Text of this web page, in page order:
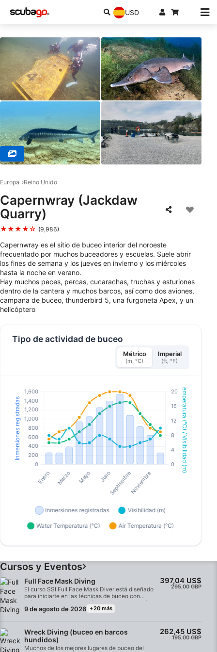
USD
Europa Reino Unido
Capernwray (Jackdaw
Quarry)
★★★★☆ (9,986)
Capernwray es el sitio de buceo interior del noroeste
frecuentado por muchos buceadores y escuelas. Suele abrir
los fines de semana y los jueves en invierno y los miércoles
hasta la noche en verano.
Hay muchos peces, percas, cucarachas, truchas y esturiones
dentro de la cantera y muchos barcos, así como dos aviones,
campana de buceo, thunderbird 5, una furgoneta Apex, y un
helicóptero
Tipo de actividad de buceo
Métrico
(m, °C)
Imperial
(ft, °F)
Cursos y Eventos
Full Face Mask Diving
El curso SSI Full Face Mask Diver está diseñado
para iniciarte en las técnicas de buceo con
máscara facial. Incluye técnicas de colocación y
rescate Incluye - Alquiler de máscaras Debes ser
9 de agosto de 2026 +20 más
397,04 US$
295,00 GBP
Wreck Diving (buceo en barcos
hundidos)
Muchos de los mejores lugares de buceo del
262,45 US$
195,00 GBP